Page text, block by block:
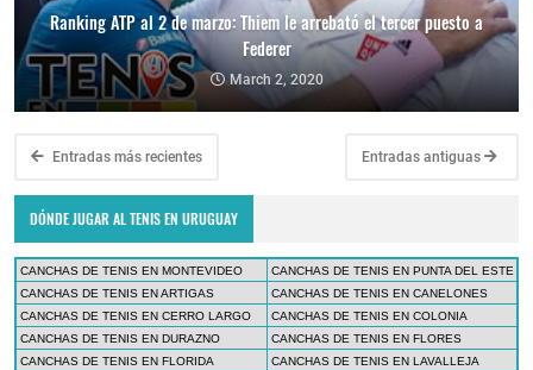
Ranking ATP al 2 de marzo: Thiem le arrebató el tercer puesto a
Federer
March 2, 2020
Entradas más recientes Entradas antiguas
DÓNDE JUGAR AL TENIS EN URUGUAY
CANCHAS DE TENIS EN MONTEVIDEO
CANCHAS DE TENIS EN PUNTA DEL ESTE
CANCHAS DE TENIS EN ARTIGAS
CANCHAS DE TENIS EN CANELONES
CANCHAS DE TENIS EN CERRO LARGO
CANCHAS DE TENIS EN COLONIA
CANCHAS DE TENIS EN DURAZNO
CANCHAS DE TENIS EN FLORES
CANCHAS DE TENIS EN FLORIDA
CANCHAS DE TENIS EN LAVALLEJA